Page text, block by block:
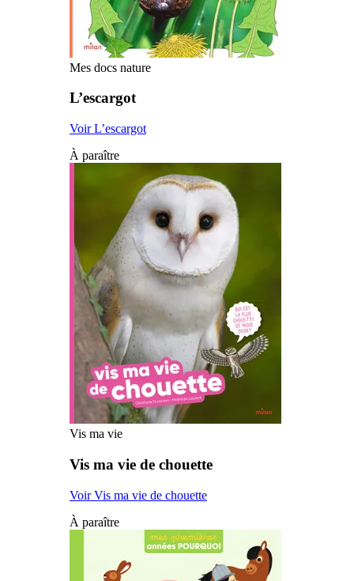
Mes docs nature
L’escargot
Voir L’escargot
À paraître
Vis ma vie
Vis ma vie de chouette
Voir Vis ma vie de chouette
À paraître